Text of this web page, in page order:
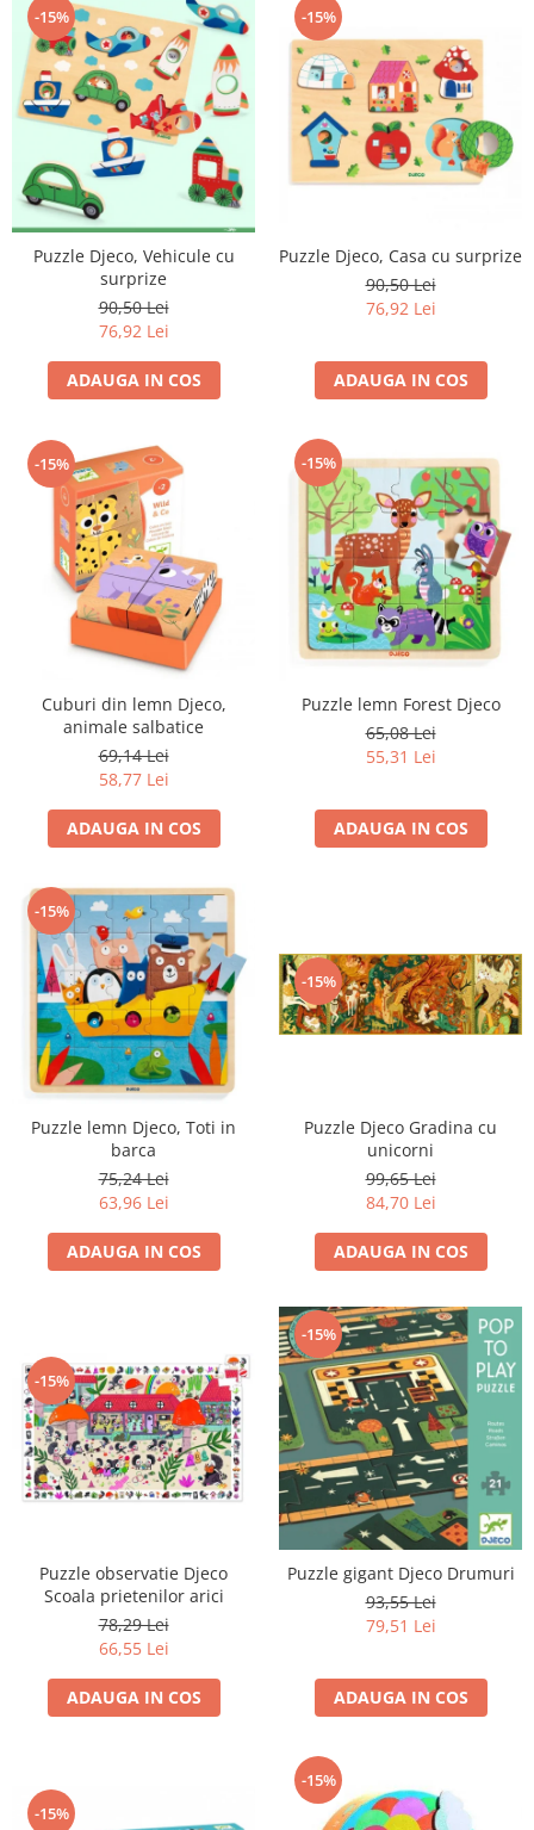
-15%
Puzzle Djeco, Vehicule cu
surprize
90,50 Lei
76,92 Lei
ADAUGA IN COS
-15%
Puzzle Djeco, Casa cu surprize
90,50 Lei
76,92 Lei
ADAUGA IN COS
-15%
Cuburi din lemn Djeco,
animale salbatice
69,14 Lei
58,77 Lei
ADAUGA IN COS
-15%
Puzzle lemn Forest Djeco
65,08 Lei
55,31 Lei
ADAUGA IN COS
-15%
Puzzle lemn Djeco, Toti in
barca
75,24 Lei
63,96 Lei
ADAUGA IN COS
-15%
Puzzle Djeco Gradina cu
unicorni
99,65 Lei
84,70 Lei
ADAUGA IN COS
-15%
Puzzle observatie Djeco
Scoala prietenilor arici
78,29 Lei
66,55 Lei
ADAUGA IN COS
-15%
Puzzle gigant Djeco Drumuri
93,55 Lei
79,51 Lei
ADAUGA IN COS
-15%
-15%